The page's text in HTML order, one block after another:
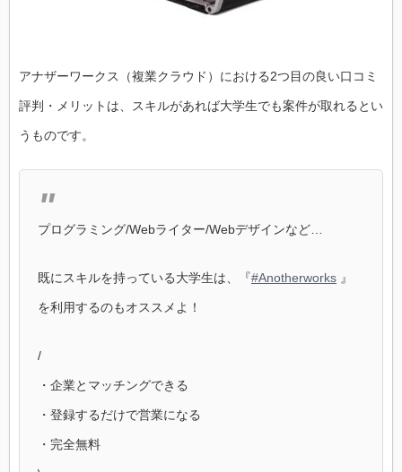
アナザーワークス（複業クラウド）における2つ目の良い口コミ
評判・メリットは、スキルがあれば大学生でも案件が取れるとい
うものです。
プログラミング/Webライター/Webデザインなど…
既にスキルを持っている大学生は、『#Anotherworks 』
を利用するのもオススメよ！
/
・企業とマッチングできる
・登録するだけで営業になる
・完全無料